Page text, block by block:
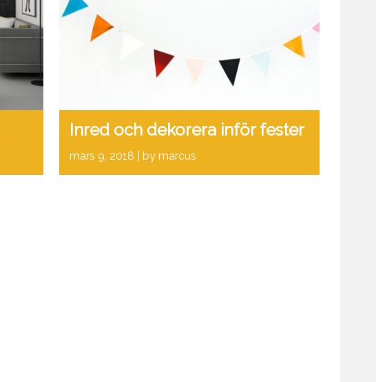
Inred och dekorera inför fester
mars 9, 2018 by marcus